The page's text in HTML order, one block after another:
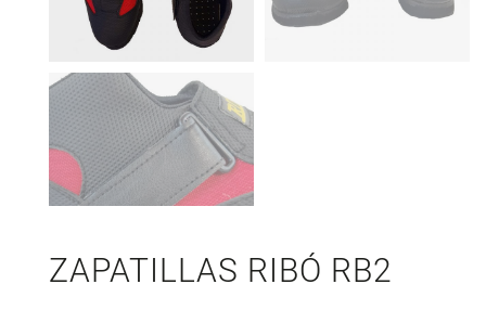
ZAPATILLAS RIBÓ RB2